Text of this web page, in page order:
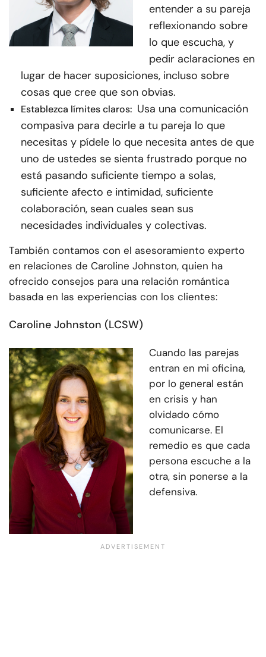
entender a su pareja
reflexionando sobre
lo que escucha, y
pedir aclaraciones en
lugar de hacer suposiciones, incluso sobre
cosas que cree que son obvias.
Establezca límites claros: Usa una comunicación
compasiva para decirle a tu pareja lo que
necesitas y pídele lo que necesita antes de que
uno de ustedes se sienta frustrado porque no
está pasando suficiente tiempo a solas,
suficiente afecto e intimidad, suficiente
colaboración, sean cuales sean sus
necesidades individuales y colectivas.
También contamos con el asesoramiento experto
en relaciones de Caroline Johnston, quien ha
ofrecido consejos para una relación romántica
basada en las experiencias con los clientes:
Caroline Johnston (LCSW)
Cuando las parejas
entran en mi oficina,
por lo general están
en crisis y han
olvidado cómo
comunicarse. El
remedio es que cada
persona escuche a la
otra, sin ponerse a la
defensiva.